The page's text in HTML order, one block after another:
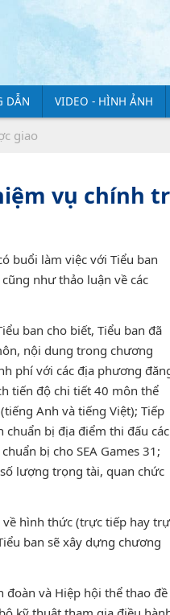
DẪN VIDEO - HÌNH ẢNH
giao
vụ chính
buổi làm việc với Tiểu ban
như thảo luận về các
ban cho biết, Tiểu ban đã
nội dung trong chương
phí với các địa phương
tiến độ chi tiết 40 môn thể
Anh và tiếng Việt); Tiếp
chuẩn bị địa điểm thi đấu các
bị cho SEA Games 31;
lượng trọng tài, quan chức
về hình thức (trực tiếp hay
ban sẽ xây dựng chương
đoàn và Hiệp hội thể thao đề